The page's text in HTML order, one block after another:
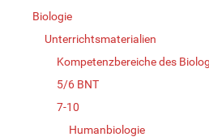
Biologie
Unterrichtsmaterialien
Kompetenzbereiche des
5/6 BNT
7-10
Humanbiologie